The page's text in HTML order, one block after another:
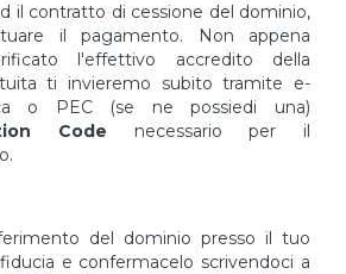
il contratto di cessione del dominio,
il pagamento. Non appena
l'effettivo accredito della
ti invieremo subito tramite e-
o PEC (se ne possiedi una)
Code necessario per il
del dominio presso il tuo
e confermacelo scrivendoci a